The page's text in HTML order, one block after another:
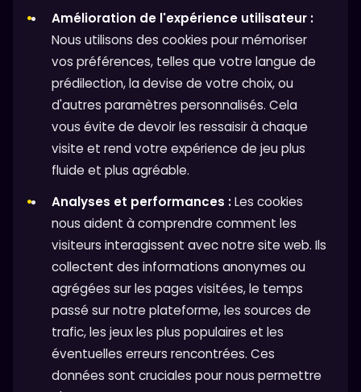
Amélioration de l'expérience utilisateur :
Nous utilisons des cookies pour mémoriser
vos préférences, telles que votre langue de
prédilection, la devise de votre choix, ou
d'autres paramètres personnalisés. Cela
vous évite de devoir les ressaisir à chaque
visite et rend votre expérience de jeu plus
fluide et plus agréable.
Analyses et performances :Les cookies
nous aident à comprendre comment les
visiteurs interagissent avec notre site web. Ils
collectent des informations anonymes ou
agrégées sur les pages visitées, le temps
passé sur notre plateforme, les sources de
trafic, les jeux les plus populaires et les
éventuelles erreurs rencontrées. Ces
données sont cruciales pour nous permettre